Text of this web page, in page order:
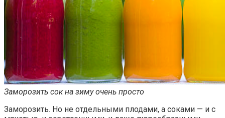
Заморозить сок на зиму очень просто
Заморозить. Но не отдельными плодами, а соками — и с